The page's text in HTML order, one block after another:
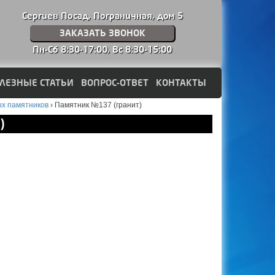
Сергиев Посад, Пограничная, дом 5
ЗАКАЗАТЬ ЗВОНОК
Пн-Сб 8:30-17:00, Вс 8:30-15:00
СТАТЬИ ВОПРОС-ОТВЕТ КОНТАКТЫ
памятников › Памятник №137 (гранит)